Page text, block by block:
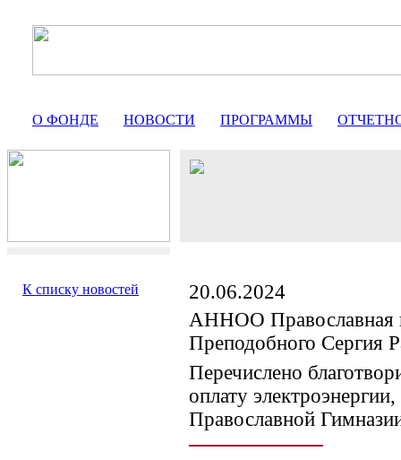
О ФОНДЕ НОВОСТИ ПРОГРАММЫ
К списку новостей
20.06.2024
АННОО Православная
Преподобного Сергия
Перечислено
оплату
Православной